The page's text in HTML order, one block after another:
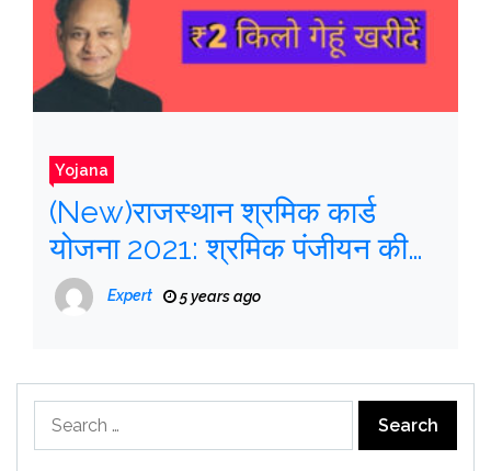
Yojana
(New)राजस्थान श्रमिक कार्ड
योजना 2021: श्रमिक पंजीयन की
स्थिति, Download Majdur
Card, ऑनलाइन आवेदन
Expert 5 years ago
for: